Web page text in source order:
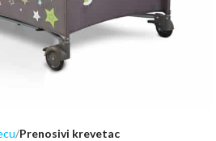
Prenosivi krevetac